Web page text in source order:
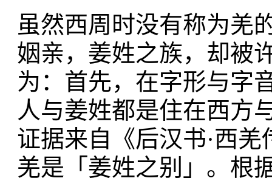
虽然西周时没有称为羌
姻亲，姜姓之族，却被
为：首先，在字形与字
人与姜姓都是住在西方
证据来自《后汉书·西
羌是「姜姓之别」。根